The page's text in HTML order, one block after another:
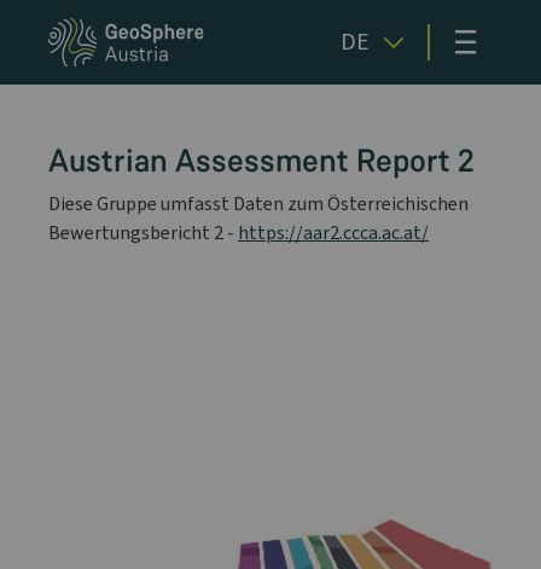
DE ≡
Austrian Assessment Report 2
Diese Gruppe umfasst Daten zum Österreichischen
Bewertungsbericht 2 - https://aar2.ccca.ac.at/